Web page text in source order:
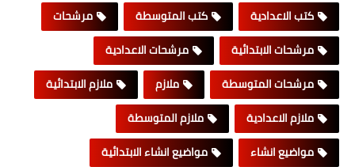
كتب الاعدادية
كتب المتوسطة
مرشحات
مرشحات الابتدائية
مرشحات الاعدادية
مرشحات المتوسطة
ملازم
ملازم الابتدائية
ملازم الاعدادية
ملازم المتوسطة
مواضيع انشاء
مواضيع انشاء الابتدائية